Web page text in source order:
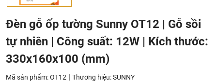
Đèn gỗ ốp tường Sunny OT12 | Gỗ sồi
tự nhiên | Công suất: 12W | Kích thước:
330x160x100 (mm)
Mã sản phẩm: OT12 | Thương hiệu:SUNNY